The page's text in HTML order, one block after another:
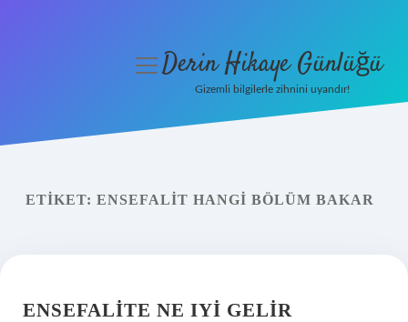
Yasal Uyarı
menüyüDerin Hikaye Günlüğü
Gizemli bilgilerle zihnini uyandır!
ETIKET: ENSEFALIT HANGI BÖLÜM BAKAR
ENSEFALITE NE IYI GELIR